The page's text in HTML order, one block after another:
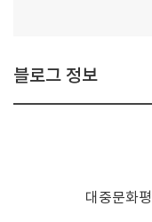
블로그 정보
대중문화